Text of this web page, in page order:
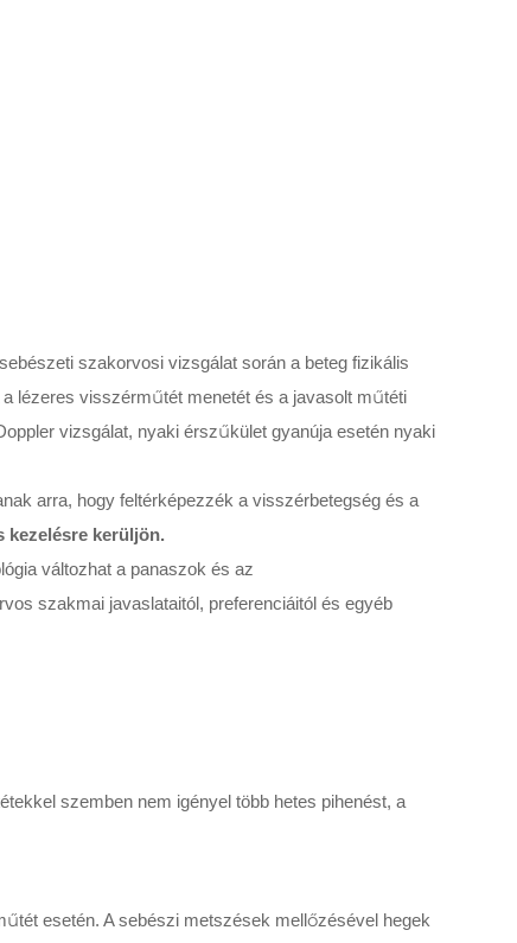
szakorvosi vizsgálat során a beteg fizikális
lézeres visszérműtét menetét és a javasolt műtéti
vizsgálat, nyaki érszűkület gyanúja esetén nyaki
arra, hogy feltérképezzék a visszérbetegség és a
kezelésre kerüljön.
változhat a panaszok és az
szakmai javaslataitól, preferenciáitól és egyéb
szemben nem igényel több hetes pihenést, a
esetén. A sebészi metszések mellőzésével hegek